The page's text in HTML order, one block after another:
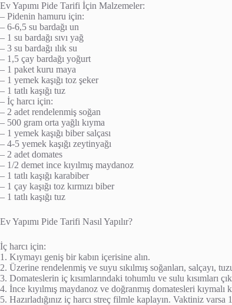
Ev Yapımı Pide Tarifi İçin Malzemeler:
– Pidenin hamuru için:
– 6-6,5 su bardağı un
– 1 su bardağı sıvı yağ
– 3 su bardağı ılık su
– 1,5 çay bardağı yoğurt
– 1 paket kuru maya
– 1 yemek kaşığı toz şeker
– 1 tatlı kaşığı tuz
– İç harcı için:
– 2 adet rendelenmiş soğan
– 500 gram orta yağlı kıyma
– 1 yemek kaşığı biber salçası
– 4-5 yemek kaşığı zeytinyağı
– 2 adet domates
– 1/2 demet ince kıyılmış maydanoz
– 1 tatlı kaşığı karabiber
– 1 çay kaşığı toz kırmızı biber
– 1 tatlı kaşığı tuz
Ev Yapımı Pide Tarifi Nasıl Yapılır?
İç harcı için:
1. Kıymayı geniş bir kabın içerisine alın.
2. Üzerine rendelenmiş ve suyu sıkılmış soğanları, salçayı,
3. Domateslerin iç kısımlarındaki tohumlu ve sulu kısımları
4. İnce kıyılmış maydanoz ve doğranmış domatesleri kıymalı
5. Hazırladığınız iç harcı streç filmle kaplayın. Vaktiniz